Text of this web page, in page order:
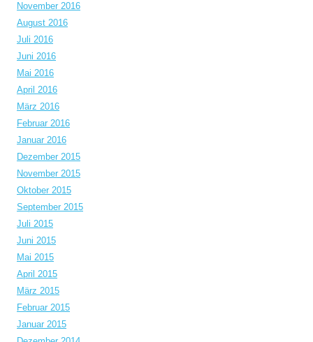
November 2016
August 2016
Juli 2016
Juni 2016
Mai 2016
April 2016
März 2016
Februar 2016
Januar 2016
Dezember 2015
November 2015
Oktober 2015
September 2015
Juli 2015
Juni 2015
Mai 2015
April 2015
März 2015
Februar 2015
Januar 2015